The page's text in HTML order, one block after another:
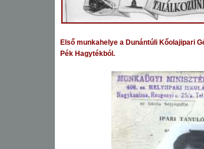
Első munkahelye a Dunántúli Kőolajipari
Pék Hagytékból.